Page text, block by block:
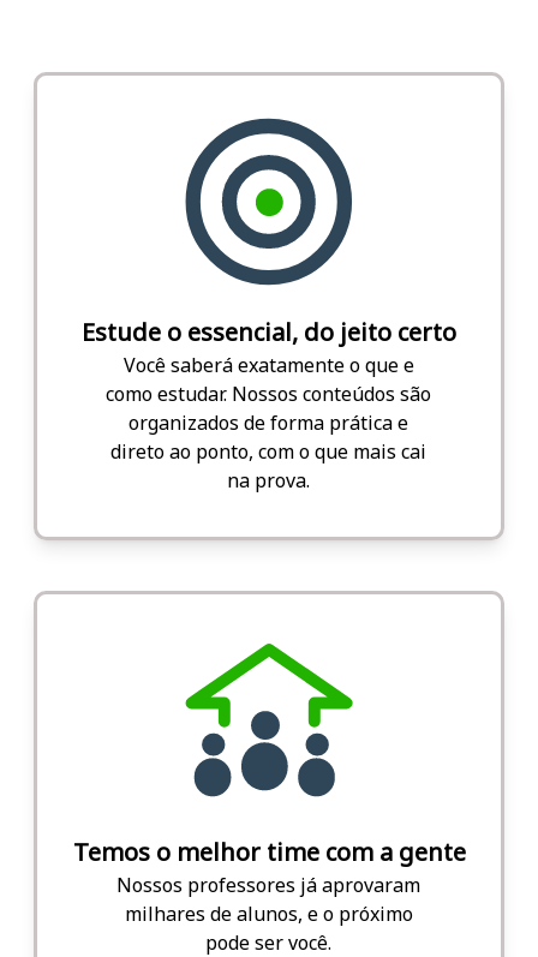
Estude o essencial, do jeito certo
Você saberá exatamente o que e
como estudar. Nossos conteúdos são
organizados de forma prática e
direto ao ponto, com o que mais cai
na prova.
Temos o melhor time com a gente
Nossos professores já aprovaram
milhares de alunos, e o próximo
pode ser você.